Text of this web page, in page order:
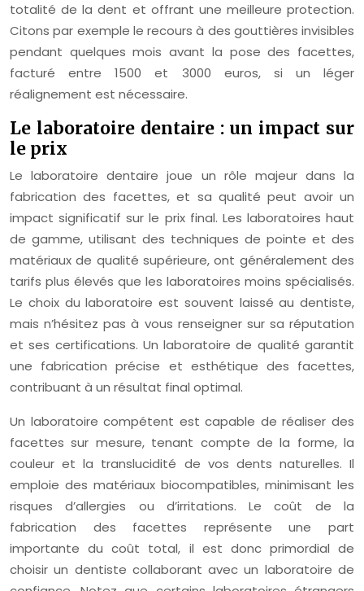
totalité de la dent et offrant une meilleure protection.
Citons par exemple le recours à des gouttières invisibles
pendant quelques mois avant la pose des facettes,
facturé entre 1500 et 3000 euros, si un léger
réalignement est nécessaire.
Le laboratoire dentaire : un impact sur
le prix
Le laboratoire dentaire joue un rôle majeur dans la
fabrication des facettes, et sa qualité peut avoir un
impact significatif sur le prix final. Les laboratoires haut
de gamme, utilisant des techniques de pointe et des
matériaux de qualité supérieure, ont généralement des
tarifs plus élevés que les laboratoires moins spécialisés.
Le choix du laboratoire est souvent laissé au dentiste,
mais n’hésitez pas à vous renseigner sur sa réputation
et ses certifications. Un laboratoire de qualité garantit
une fabrication précise et esthétique des facettes,
contribuant à un résultat final optimal.
Un laboratoire compétent est capable de réaliser des
facettes sur mesure, tenant compte de la forme, la
couleur et la translucidité de vos dents naturelles. Il
emploie des matériaux biocompatibles, minimisant les
risques d’allergies ou d’irritations. Le coût de la
fabrication des facettes représente une part
importante du coût total, il est donc primordial de
choisir un dentiste collaborant avec un laboratoire de